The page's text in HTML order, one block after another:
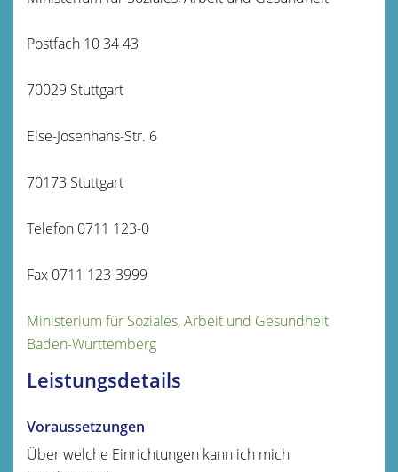
Postfach 10 34 43
70029 Stuttgart
Else-Josenhans-Str. 6
70173 Stuttgart
Telefon 0711 123-0
Fax 0711 123-3999
Ministerium für Soziales, Arbeit und Gesundheit
Baden-Württemberg
Leistungsdetails
Voraussetzungen
Über welche Einrichtungen kann ich mich